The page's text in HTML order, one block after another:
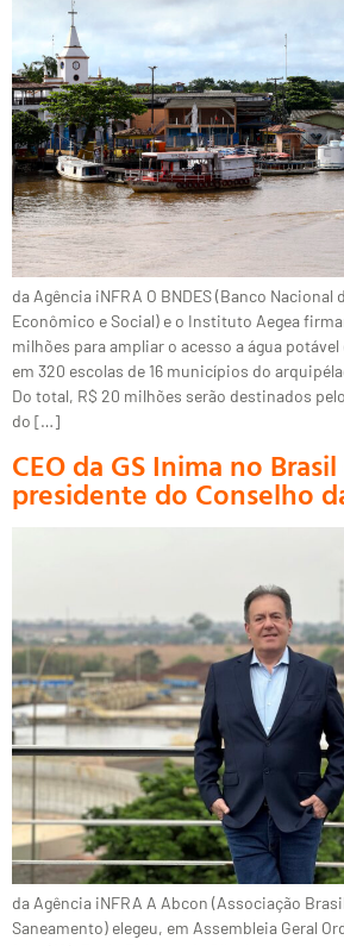
da Agência iNFRA O BNDES (Banco
Econômico e Social) e o Instituto Aegea
milhões para ampliar o acesso a água
em 320 escolas de 16 municípios do
Do total, R$ 20 milhões serão destinados
do […]
CEO da GS Inima no
presidente do Conselho
da Agência iNFRA A Abcon (Associação
Saneamento) elegeu, em Assembleia Geral